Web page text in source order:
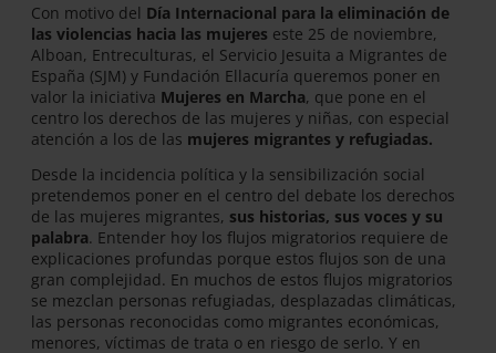
Con motivo del Día Internacional para la eliminación de
las violencias hacia las mujeres este 25 de noviembre,
Alboan, Entreculturas, el Servicio Jesuita a Migrantes de
España (SJM) y Fundación Ellacuría queremos poner en
valor la iniciativa Mujeres en Marcha, que pone en el
centro los derechos de las mujeres y niñas, con especial
atención a los de las mujeres migrantes y refugiadas.
Desde la incidencia política y la sensibilización social
pretendemos poner en el centro del debate los derechos
de las mujeres migrantes, sus historias, sus voces y su
palabra. Entender hoy los flujos migratorios requiere de
explicaciones profundas porque estos flujos son de una
gran complejidad. En muchos de estos flujos migratorios
se mezclan personas refugiadas, desplazadas climáticas,
las personas reconocidas como migrantes económicas,
menores, víctimas de trata o en riesgo de serlo. Y en